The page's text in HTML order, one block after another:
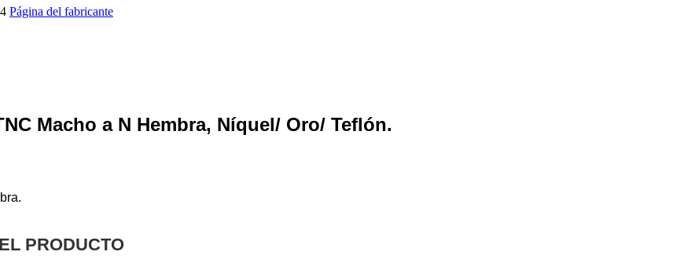
Página del fabricante
Macho a N Hembra, Níquel/ Oro/ Teflón.
PRODUCTO